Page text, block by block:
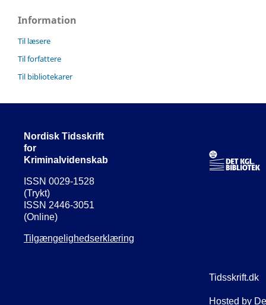
Information
Til læsere
Til forfattere
Til bibliotekarer
Nordisk Tidsskrift
for
Kriminalvidenskab
ISSN 0029-1528
(Trykt)
ISSN 2446-3051
(Online)
Tilgængelighedserklæring